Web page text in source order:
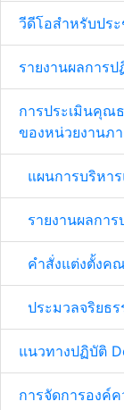
วีดีโอสำหรับปร
รายงานผลการ
การประเมินคุณ
ของหน่วยงานภ
แผนการบริหา
รายงานผลกา
คำสั่งแต่งตั้งค
ประมวลจริยธ
แนวทางปฏิบัติ
การจัดการองค์